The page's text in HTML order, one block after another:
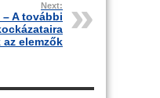
Next:
A további
elemzők